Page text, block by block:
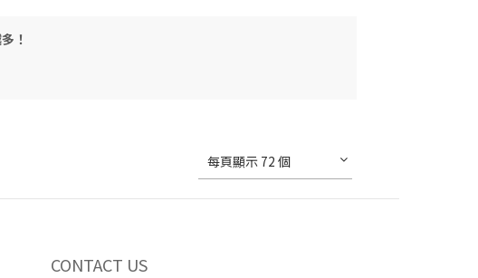
！
每頁顯示 72 個
CONTACT US